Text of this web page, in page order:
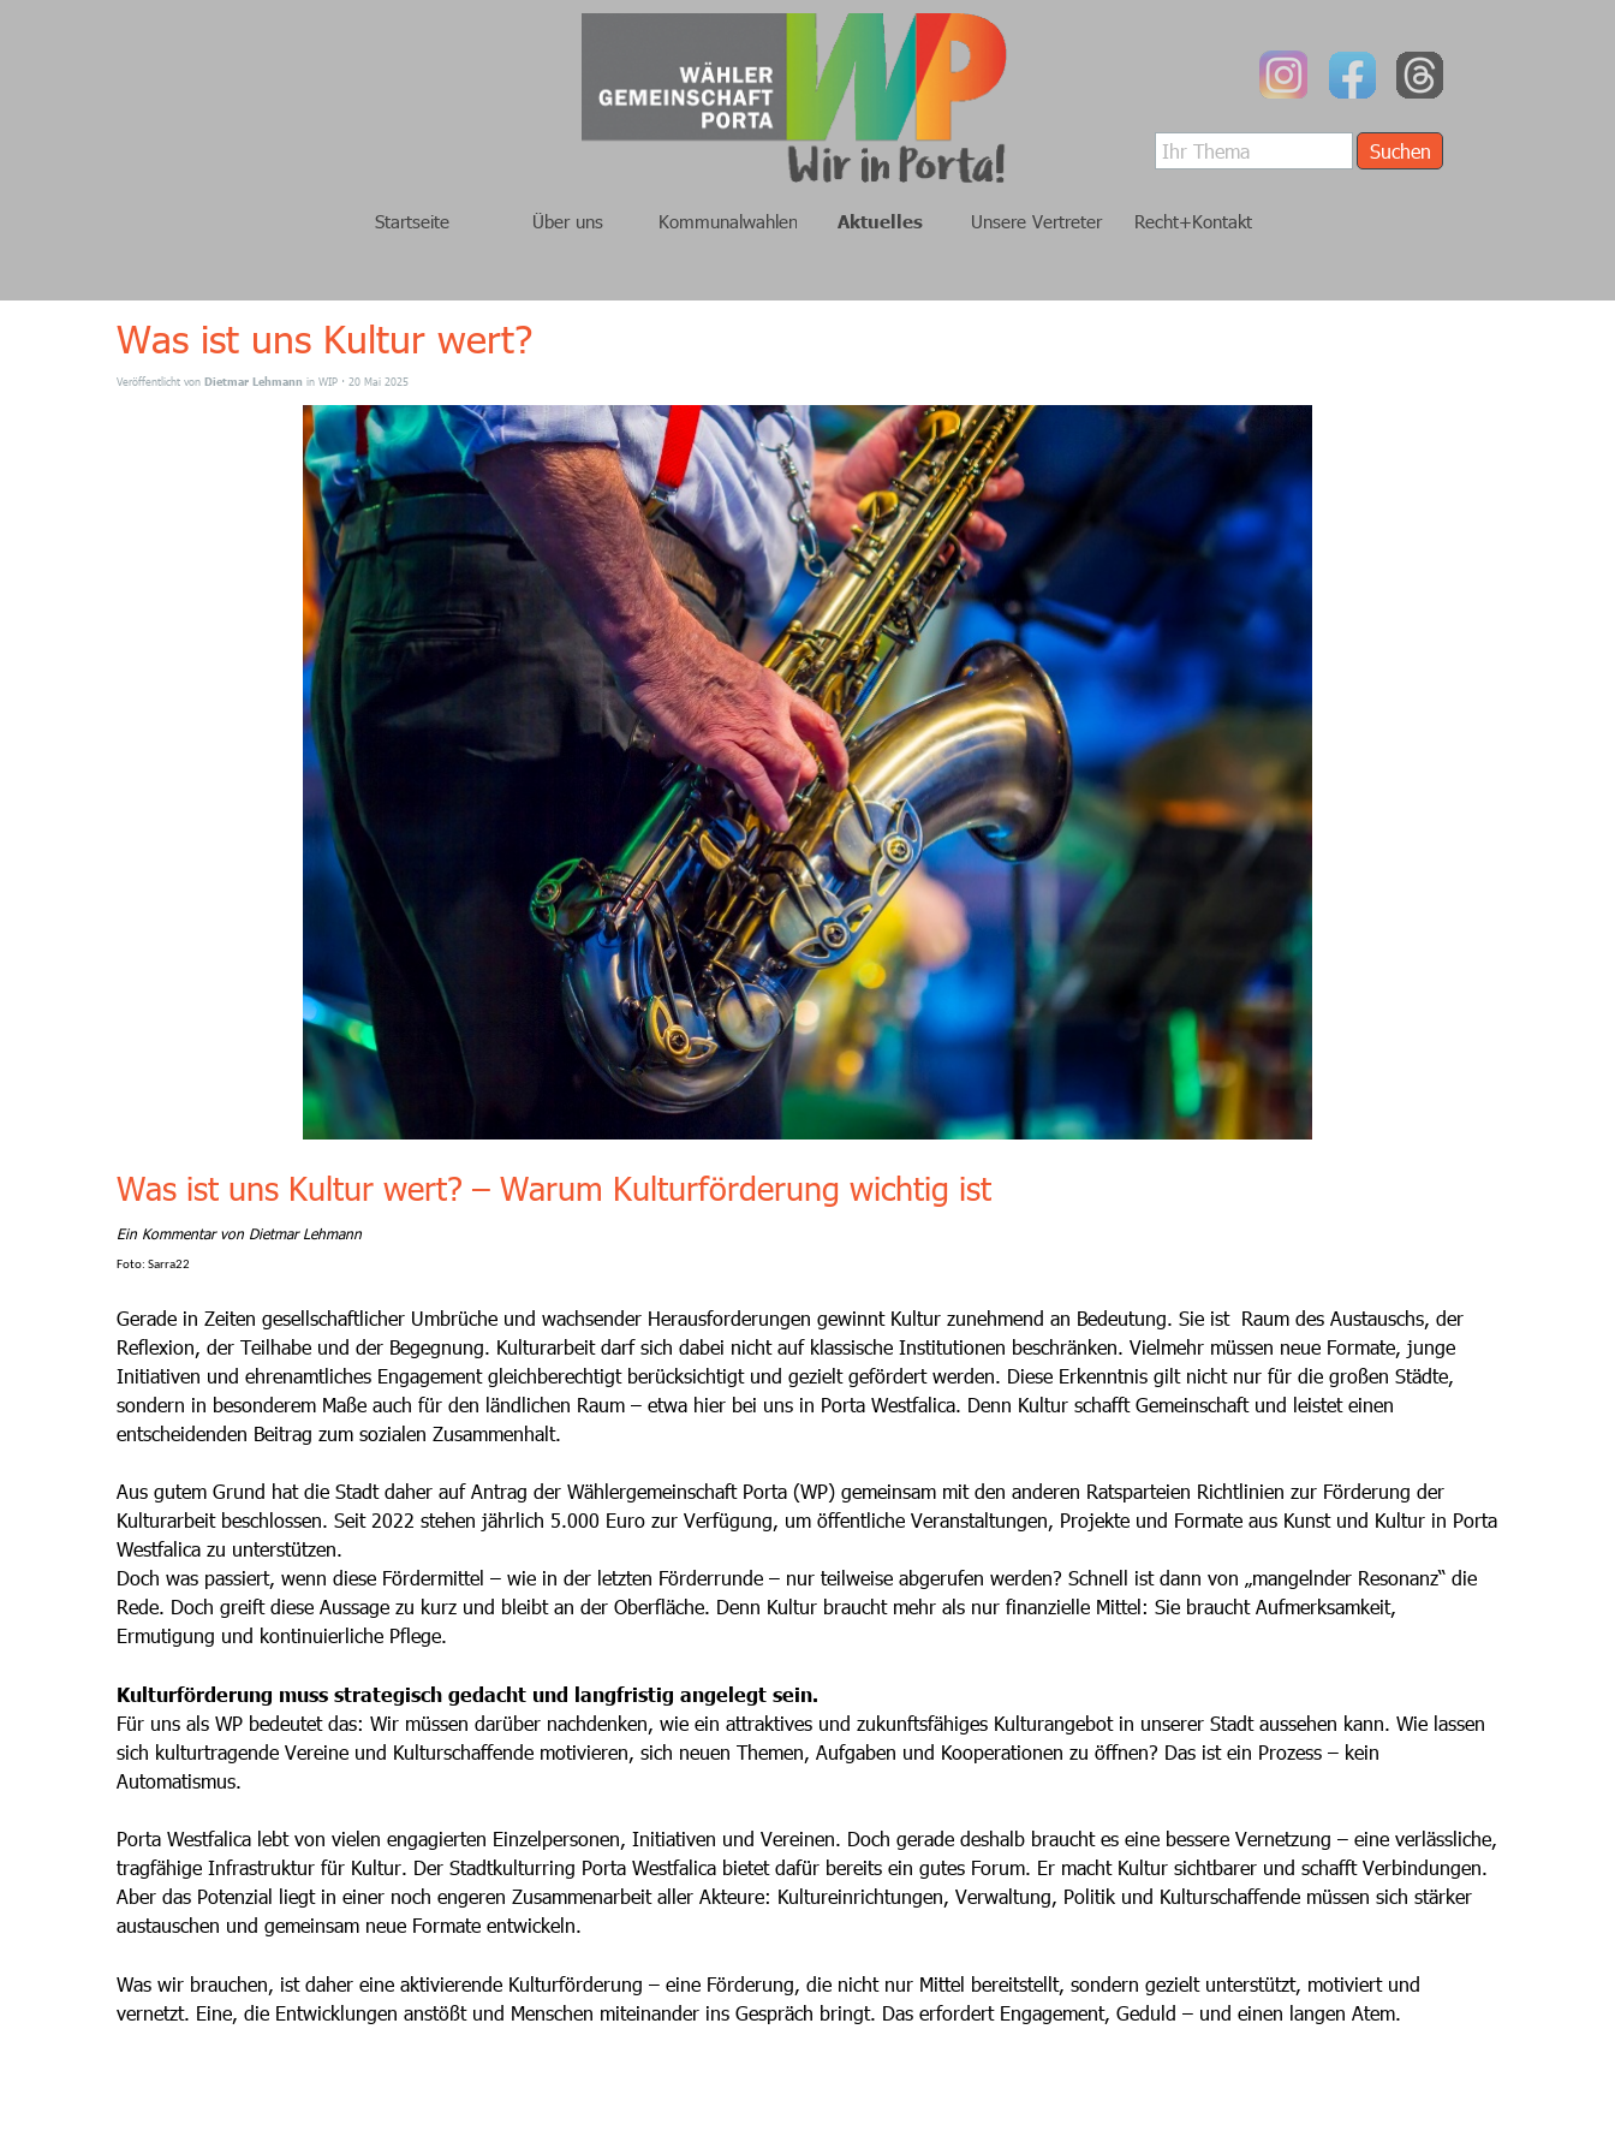
Startseite Über uns Kommunalwahlen Aktuelles Unsere Vertreter Recht+Kontakt
Suchen
Was ist uns Kultur wert?
Veröffentlicht von Dietmar Lehmann in WIP · 20 Mai 2025
Was ist uns Kultur wert? – Warum Kulturförderung wichtig ist
Ein Kommentar von Dietmar Lehmann
Foto: Sarra22
Gerade in Zeiten gesellschaftlicher Umbrüche und wachsender Herausforderungen gewinnt Kultur zunehmend an Bedeutung. Sie ist Raum des Austauschs, der
Reflexion, der Teilhabe und der Begegnung. Kulturarbeit darf sich dabei nicht auf klassische Institutionen beschränken. Vielmehr müssen neue Formate, junge
Initiativen und ehrenamtliches Engagement gleichberechtigt berücksichtigt und gezielt gefördert werden. Diese Erkenntnis gilt nicht nur für die großen Städte,
sondern in besonderem Maße auch für den ländlichen Raum – etwa hier bei uns in Porta Westfalica. Denn Kultur schafft Gemeinschaft und leistet einen
entscheidenden Beitrag zum sozialen Zusammenhalt.
Aus gutem Grund hat die Stadt daher auf Antrag der Wählergemeinschaft Porta (WP) gemeinsam mit den anderen Ratsparteien Richtlinien zur Förderung der
Kulturarbeit beschlossen. Seit 2022 stehen jährlich 5.000 Euro zur Verfügung, um öffentliche Veranstaltungen, Projekte und Formate aus Kunst und Kultur in Porta
Westfalica zu unterstützen.
Doch was passiert, wenn diese Fördermittel – wie in der letzten Förderrunde – nur teilweise abgerufen werden? Schnell ist dann von „mangelnder Resonanz“ die
Rede. Doch greift diese Aussage zu kurz und bleibt an der Oberfläche. Denn Kultur braucht mehr als nur finanzielle Mittel: Sie braucht Aufmerksamkeit,
Ermutigung und kontinuierliche Pflege.
Kulturförderung muss strategisch gedacht und langfristig angelegt sein.
Für uns als WP bedeutet das: Wir müssen darüber nachdenken, wie ein attraktives und zukunftsfähiges Kulturangebot in unserer Stadt aussehen kann. Wie lassen
sich kulturtragende Vereine und Kulturschaffende motivieren, sich neuen Themen, Aufgaben und Kooperationen zu öffnen? Das ist ein Prozess – kein
Automatismus.
Porta Westfalica lebt von vielen engagierten Einzelpersonen, Initiativen und Vereinen. Doch gerade deshalb braucht es eine bessere Vernetzung – eine verlässliche,
tragfähige Infrastruktur für Kultur. Der Stadtkulturring Porta Westfalica bietet dafür bereits ein gutes Forum. Er macht Kultur sichtbarer und schafft Verbindungen.
Aber das Potenzial liegt in einer noch engeren Zusammenarbeit aller Akteure: Kultureinrichtungen, Verwaltung, Politik und Kulturschaffende müssen sich stärker
austauschen und gemeinsam neue Formate entwickeln.
Was wir brauchen, ist daher eine aktivierende Kulturförderung – eine Förderung, die nicht nur Mittel bereitstellt, sondern gezielt unterstützt, motiviert und
vernetzt. Eine, die Entwicklungen anstößt und Menschen miteinander ins Gespräch bringt. Das erfordert Engagement, Geduld – und einen langen Atem.